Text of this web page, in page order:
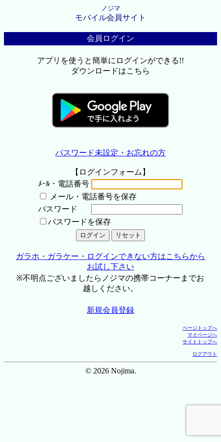
ノジマ
モバイル会員サイト
会員ログイン
アプリを使うと簡単にログインができる!!
ダウンロードはこちら
パスワード未設定・お忘れの方
【ログインフォーム】
ﾒｰﾙ・電話番号
メール・電話番号を保存
パスワード
パスワードを保存
ガラホ・ガラケー・ログインできない方はこちらから
お試し下さい
※不明点ございましたらノジマの携帯コーナーまでお
越しください。
新規会員登録
ページトップへ
マイページへ
サイトトップへ
ログアウト
© 2026 Nojima.